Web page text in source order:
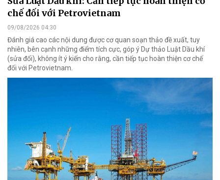
chế đối với Petrovietnam
09/08/2026 04:30
Đánh giá cao các nội dung được cơ quan soạn thảo đề xuất, tuy
nhiên, bên cạnh những điểm tích cực, góp ý Dự thảo Luật Dầu khí
(sửa đổi), không ít ý kiến cho rằng, cần tiếp tục hoàn thiện cơ chế
đối với Petrovietnam.